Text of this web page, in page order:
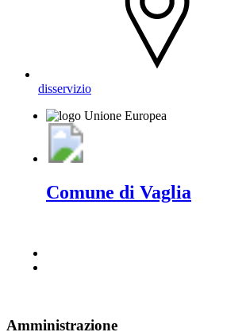
disservizio
Comune di Vaglia
Amministrazione